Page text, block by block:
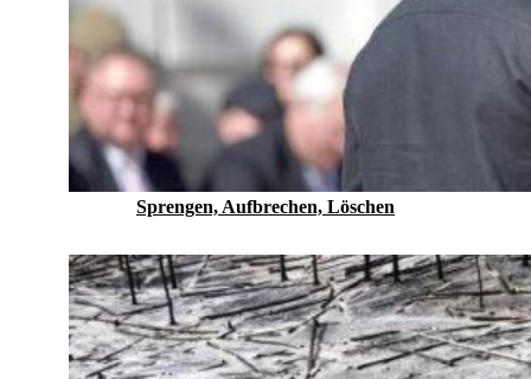
Sprengen, Aufbrechen, Löschen